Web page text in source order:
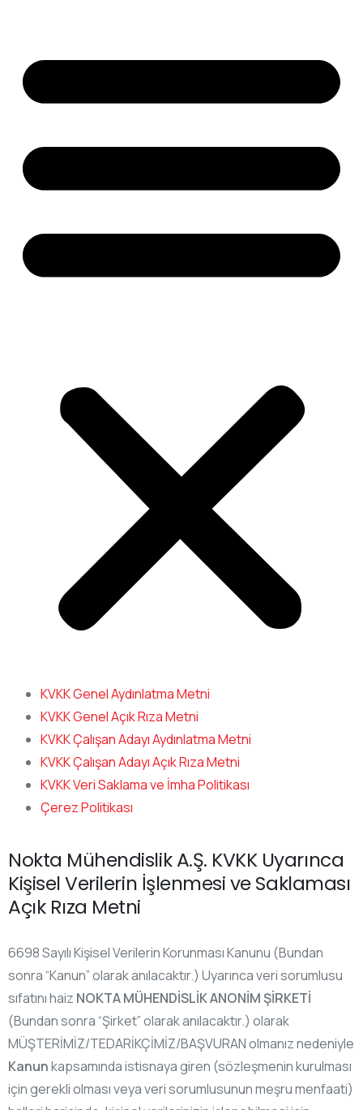
KVKK Genel Aydınlatma Metni
KVKK Genel Açık Rıza Metni
KVKK Çalışan Adayı Aydınlatma Metni
KVKK Çalışan Adayı Açık Rıza Metni
KVKK Veri Saklama ve İmha Politikası
Çerez Politikası
Nokta Mühendislik A.Ş. KVKK Uyarınca
Kişisel Verilerin İşlenmesi ve Saklaması
Açık Rıza Metni
6698 Sayılı Kişisel Verilerin Korunması Kanunu (Bundan
sonra “Kanun” olarak anılacaktır.) Uyarınca veri sorumlusu
sıfatını haiz NOKTA MÜHENDİSLİK ANONİM ŞİRKETİ
(Bundan sonra “Şirket” olarak anılacaktır.) olarak
MÜŞTERİMİZ/TEDARİKÇİMİZ/BAŞVURAN olmanız nedeniyle
Kanunkapsamında istisnaya giren (sözleşmenin kurulması
için gerekli olması veya veri sorumlusunun meşru menfaati)